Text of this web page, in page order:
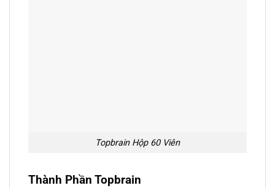
Topbrain Hộp 60 Viên
Thành Phần Topbrain